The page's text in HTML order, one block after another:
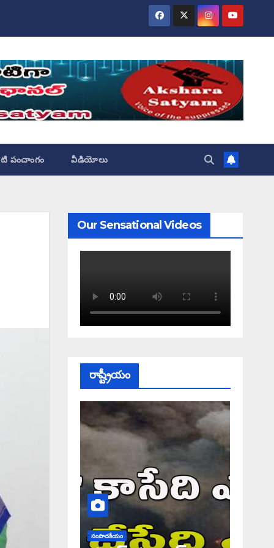
పంచాంగం వీడియోలు
Our Sensational Videos
రాష్ట్రీయం
సంపాదకీయం